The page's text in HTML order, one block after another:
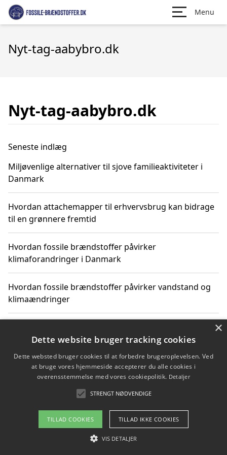
Menu
Nyt-tag-aabybro.dk
Nyt-tag-aabybro.dk
Seneste indlæg
Miljøvenlige alternativer til sjove familieaktiviteter i
Danmark
Hvordan attachemapper til erhvervsbrug kan bidrage
til en grønnere fremtid
Hvordan fossile brændstoffer påvirker
klimaforandringer i Danmark
Hvordan fossile brændstoffer påvirker vandstand og
klimaændringer
vores perspektiv
Copyright 2026 - Pilanto Aps
Om / kontakt
×
Dette website bruger tracking cookies
Dette websted bruger cookies til at forbedre brugeroplevelsen. Ved
at bruge vores hjemmeside accepterer du alle cookies i
overensstemmelse med vores cookiepolitik. Detaljer
STRENGT NØDVENDIGE
TILLAD COOKIES TILLAD IKKE COOKIES
VIS DETALJER